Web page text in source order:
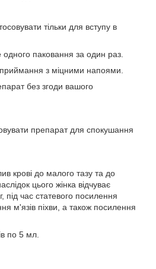
тільки для вступу в
паковання за один раз.
з міцними напоями.
без згоди вашого
препарат для спокушання
крові до малого тазу та до
цього жінка відчуває
під час статевого посилення
м'язів піхви, а також посилення
по 5 мл.